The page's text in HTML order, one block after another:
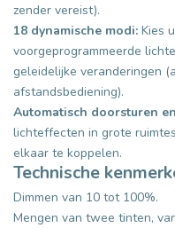
zender vereist).
18 dynamische modi: Kies
voorgeprogrammeerde
geleidelijke veranderingen
afstandsbediening).
Automatisch doorsturen
lichteffecten in grote
elkaar te koppelen.
Technische
Dimmen van 10 tot 100%.
Mengen van twee tinten,